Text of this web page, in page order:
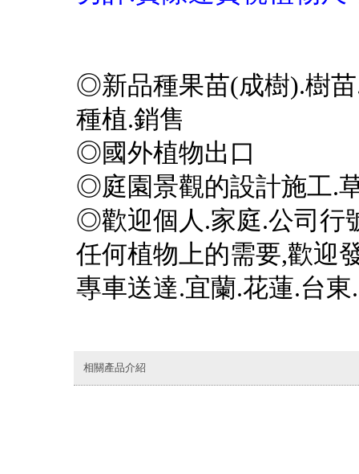
◎新品種果苗(成樹).樹
種植.銷售
◎國外植物出口
◎庭園景觀的設計施工.
◎歡迎個人.家庭.公司
任何植物上的需要,歡迎
專車送達.宜蘭.花蓮.台東
相關產品介紹